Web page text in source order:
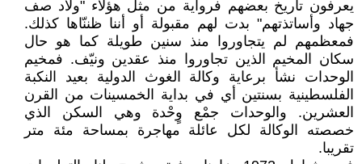
يعرفون تاريخ بعضهم فرواية من مثل هؤلاء "ولاد صف
جهاد وأساتذتهم" بدت لهم مقبولة أو أننا ظننّاها كذلك.
فمعظمهم لم يتجاوروا منذ سنين طويلة كما هو حال
سكان المخيم الذين تجاوروا منذ عقدين ونيّف. فمخيم
الوحدات نشأ برعاية وكالة الغوث الدولية بعيد النكبة
الفلسطينية بسنتين أي في بداية الخمسينات من القرن
العشرين. والوحدات جمْع وٍحْدة وهي السكن الذي
خصصته الوكالة لكل عائلة مهاجرة بمساحة مئة متر
تقريبا.